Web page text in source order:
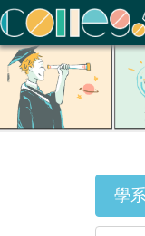
ColleGo! 大學選才與
學